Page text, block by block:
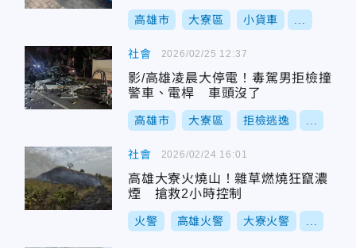
高雄市 大寮區 小貨車
社會
影/高雄凌晨大停電！毒駕男拒檢撞
警車、電桿 車頭沒了
高雄市 大寮區 拒檢逃逸
2026/02/25 12:37
社會
高雄大寮火燒山！雜草燃燒狂竄濃
煙 搶救2小時控制
火警 高雄火警 大寮火警
2026/02/24 16:01